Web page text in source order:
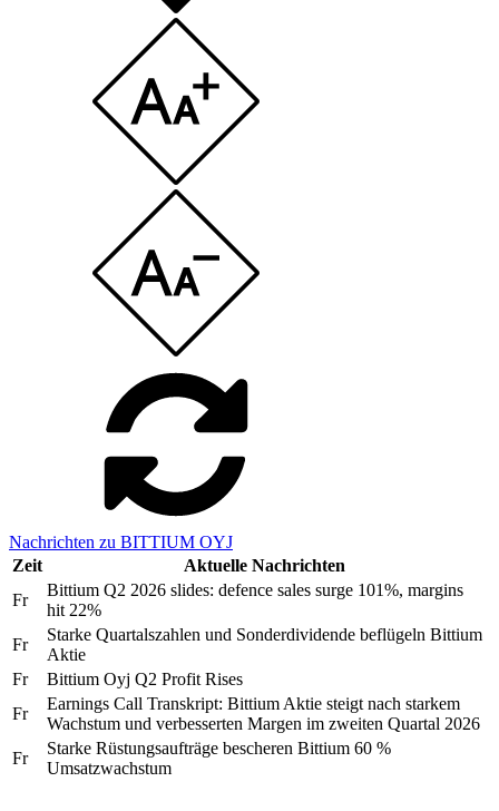
Nachrichten zu BITTIUM OYJ
Zeit
Aktuelle Nachrichten
Fr
Bittium Q2 2026 slides: defence sales surge 101%, margins
hit 22%
Fr
Starke Quartalszahlen und Sonderdividende beflügeln Bittium
Aktie
Fr
Bittium Oyj Q2 Profit Rises
Fr
Earnings Call Transkript: Bittium Aktie steigt nach starkem
Wachstum und verbesserten Margen im zweiten Quartal 2026
Fr
Starke Rüstungsaufträge bescheren Bittium 60 %
Umsatzwachstum